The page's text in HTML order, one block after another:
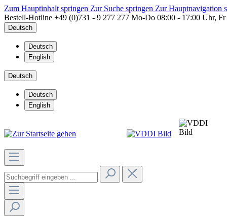
Zum Hauptinhalt springen Zur Suche springen Zur Hauptnavigation
Bestell-Hotline +49 (0)731 - 9 277 277 Mo-Do 08:00 - 17:00 Uhr,
Deutsch
Deutsch
English
Deutsch
Deutsch
English